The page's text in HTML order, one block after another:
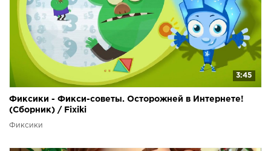
3:45
Фиксики - Фикси-советы. Осторожней в Интернете!
(Сборник) / Fixiki
Фиксики